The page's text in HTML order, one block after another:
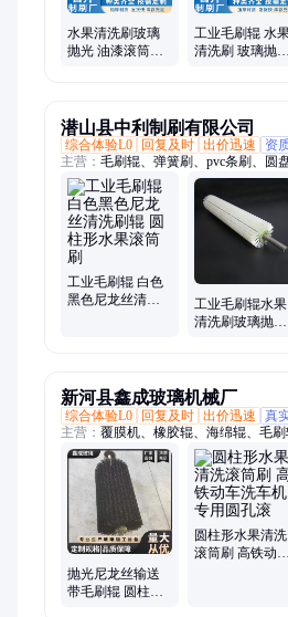
水果清洗刷玻璃
抛光 油漆滚筒刷
工业毛刷辊 水
清洗刷 玻璃抛光
潜山县中利制刷有限公司
综合体验L0
回复及时 出价迅速 资
主营： 毛刷辊、弹簧刷、pvc条刷、圆
做、打磨板刷、工业条刷、水果滚筒
车洗车刷、清洗机、工业精密针辊
工业毛刷辊 白色
黑色尼龙丝清洗
工业毛刷辊水果
清洗刷玻璃抛光
新河县鑫成玻璃机械厂
综合体验L0
回复及时 出价迅速 真
主营： 覆膜机、橡胶辊、海绵辊、毛刷
尼龙毛刷、清洗机、机械传动、聚氨
水辊、机械橡胶圈、玻璃烘干线、定
璃清洗机、洗片机、玻璃覆膜机、贴
炉辊、节能玻璃清洗机、超声波清洗机
抛光尼龙丝输送
带毛刷辊 圆柱形
圆柱形水果清洗
滚筒刷 高铁动车